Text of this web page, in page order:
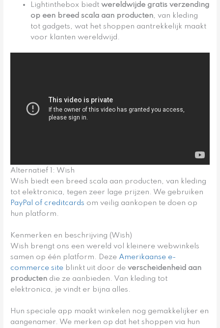
Lightinthebox biedtwereldwijde gratis verzending
op een breed scala aan producten, van kleding
tot gadgets, wat het shoppen aantrekkelijk maakt
voor klanten wereldwijd.
Alternatief 1: Wish
Wish biedt een breed scala aan producten, van kleding
tot elektronica, tegen zeer lage prijzen. We gebruiken
PayPal of creditcards om veilig aankopen te doen op
hun platform.
Kenmerken en beschrijving (Wish)
Wish brengt ons een wereld vol kleinere webwinkels
samen op één platform. Deze Amerikaanse e-
commerce site blinkt uit door deverscheidenheid aan
producten die ze aanbieden. Van kleding tot
elektronica, je vindt er bijna alles.
Hun speciale app maakt winkelen nog gemakkelijker en
aangenamer. We merken op dat het shoppen via hun